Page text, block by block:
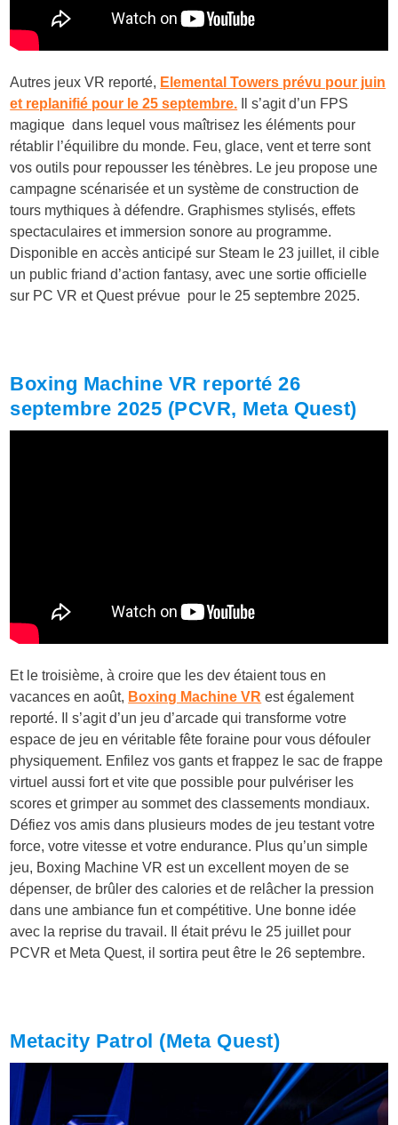
Autres jeux VR reporté, Elemental Towers prévu pour juin
et replanifié pour le 25 septembre. Il s’agit d’un FPS
magique dans lequel vous maîtrisez les éléments pour
rétablir l’équilibre du monde. Feu, glace, vent et terre sont
vos outils pour repousser les ténèbres. Le jeu propose une
campagne scénarisée et un système de construction de
tours mythiques à défendre. Graphismes stylisés, effets
spectaculaires et immersion sonore au programme.
Disponible en accès anticipé sur Steam le 23 juillet, il cible
un public friand d’action fantasy, avec une sortie officielle
sur PC VR et Quest prévue pour le 25 septembre 2025.
Boxing Machine VR reporté 26
septembre 2025 (PCVR, Meta Quest)
Et le troisième, à croire que les dev étaient tous en
vacances en août, Boxing Machine VR est également
reporté. Il s’agit d’un jeu d’arcade qui transforme votre
espace de jeu en véritable fête foraine pour vous défouler
physiquement. Enfilez vos gants et frappez le sac de frappe
virtuel aussi fort et vite que possible pour pulvériser les
scores et grimper au sommet des classements mondiaux.
Défiez vos amis dans plusieurs modes de jeu testant votre
force, votre vitesse et votre endurance. Plus qu’un simple
jeu, Boxing Machine VR est un excellent moyen de se
dépenser, de brûler des calories et de relâcher la pression
dans une ambiance fun et compétitive. Une bonne idée
avec la reprise du travail. Il était prévu le 25 juillet pour
PCVR et Meta Quest, il sortira peut être le 26 septembre.
Metacity Patrol (Meta Quest)